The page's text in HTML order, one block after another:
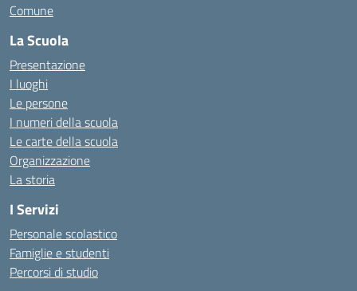
Comune
La Scuola
Presentazione
I luoghi
Le persone
I numeri della scuola
Le carte della scuola
Organizzazione
La storia
I Servizi
Personale scolastico
Famiglie e studenti
Percorsi di studio